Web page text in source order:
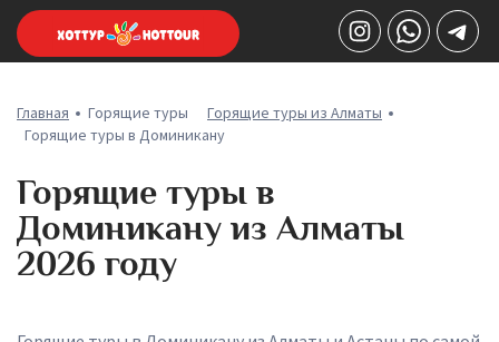
Главная Горящие туры
Горящие туры из Алматы
Горящие туры в Доминикану
Горящие туры в
Доминикану из Алматы
2026 году